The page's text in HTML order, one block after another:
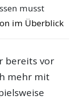
musst
im Überblick
bereits vor
mehr mit